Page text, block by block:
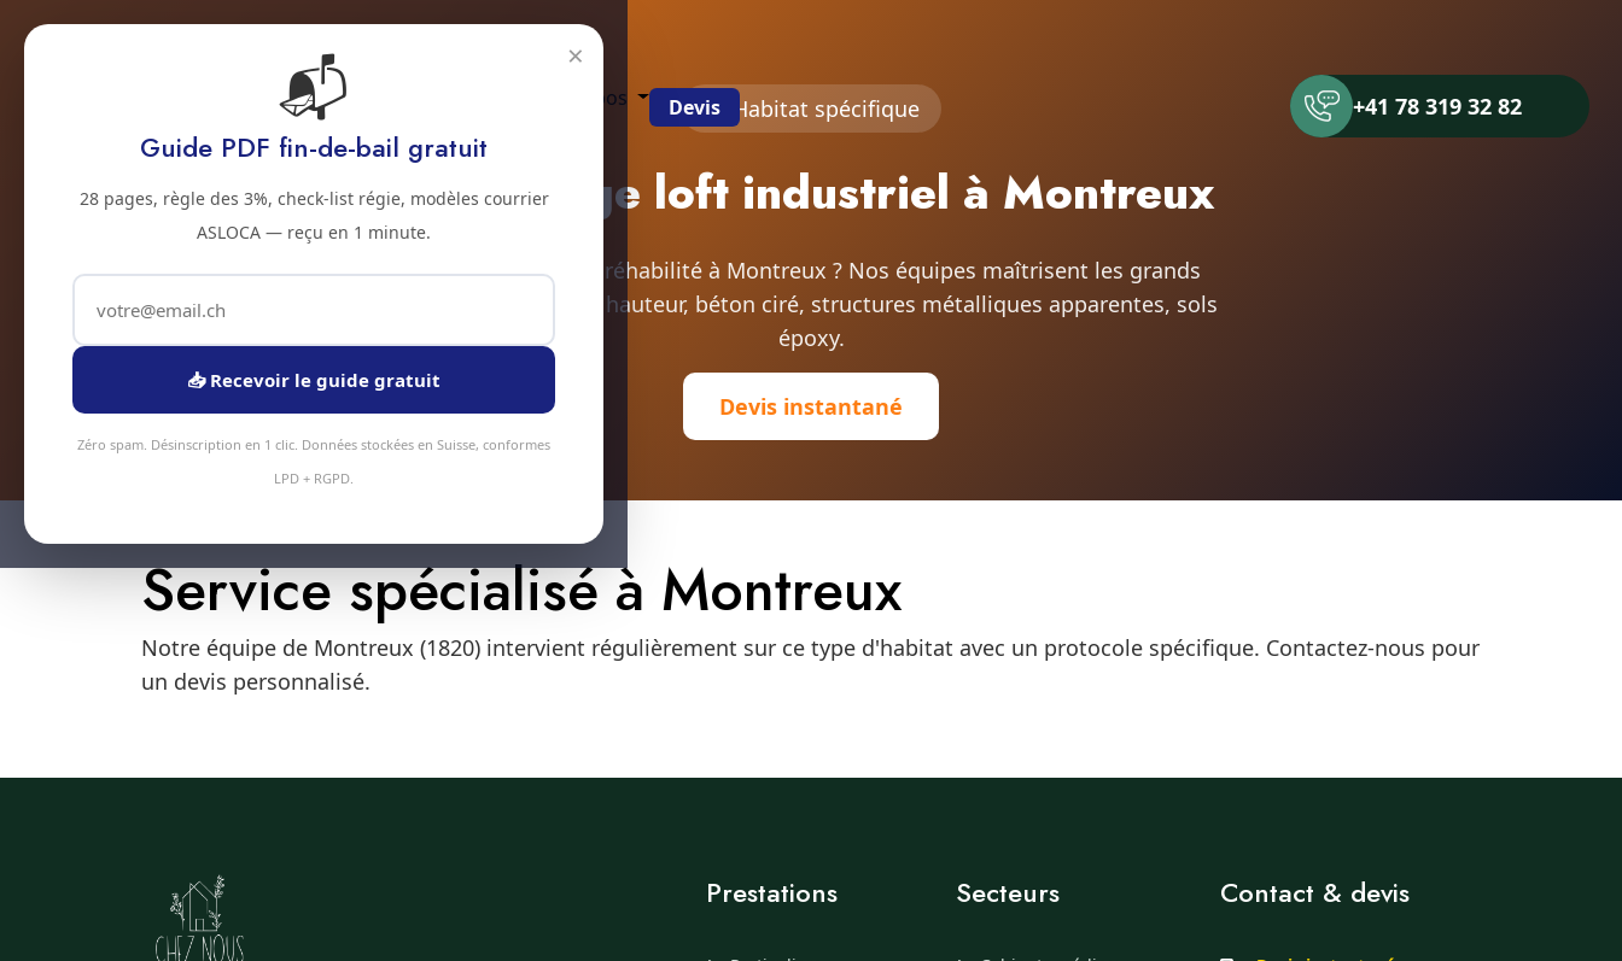
Prestations À propos Devis +41 78 319 32 82
Habitat spécifique
Nettoyage loft industriel à Montreux
Loft industriel ou réhabilité à Montreux ? Nos équipes maîtrisent les grands
volumes : verrières hauteur, béton ciré, structures métalliques apparentes, sols
époxy.
Devis instantané
Service spécialisé à Montreux
Notre équipe de Montreux (1820) intervient régulièrement sur ce type d'habitat avec un protocole spécifique. Contactez-nous pour
un devis personnalisé.
Prestations Secteurs Contact & devis
×
📬
Guide PDF fin-de-bail gratuit
28 pages, règle des 3%, check-list régie, modèles courrier
ASLOCA — reçu en 1 minute.
📥 Recevoir le guide gratuit
Zéro spam. Désinscription en 1 clic. Données stockées en Suisse, conformes
LPD + RGPD.